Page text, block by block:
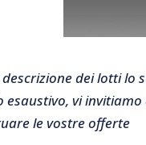
dei lotti lo
esaustivo, vi
le vostre offerte